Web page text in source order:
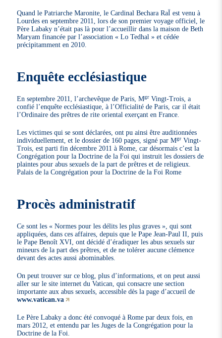
Quand le Patriarche Maronite, le Cardinal Bechara RaÏ est venu à
Lourdes en septembre 2011, lors de son premier voyage officiel, le
Père Labaky n’était pas là pour l’accueillir dans la maison de Beth
Maryam financée par l’association « Lo Tedhal » et cédée
précipitamment en 2010.
Enquête ecclésiastique
En septembre 2011, l’archevêque de Paris, Mgr Vingt-Trois, a
confié l’enquête ecclésiastique, à l’Officialité de Paris, car il était
l’Ordinaire des prêtres de rite oriental exerçant en France.
Les victimes qui se sont déclarées, ont pu ainsi être auditionnées
individuellement, et le dossier de 160 pages, signé par Mgr Vingt-
Trois, est parti fin décembre 2011 à Rome, car désormais c’est la
Congrégation pour la Doctrine de la Foi qui instruit les dossiers de
plaintes pour abus sexuels de la part de prêtres et de religieux.
Palais de la Congrégation pour la Doctrine de la Foi Rome
Procès administratif
Ce sont les « Normes pour les délits les plus graves », qui sont
appliquées, dans ces affaires, depuis que le Pape Jean-Paul II, puis
le Pape Benoît XVI, ont décidé d’éradiquer les abus sexuels sur
mineurs de la part des prêtres, et de ne tolérer aucune clémence
devant des actes aussi abominables.
On peut trouver sur ce blog, plus d’informations, et on peut aussi
aller sur le site internet du Vatican, qui consacre une section
importante aux abus sexuels, accessible dès la page d’accueil de
www.vatican.va
Le Père Labaky a donc été convoqué à Rome par deux fois, en
mars 2012, et entendu par les Juges de la Congrégation pour la
Doctrine de la Foi.